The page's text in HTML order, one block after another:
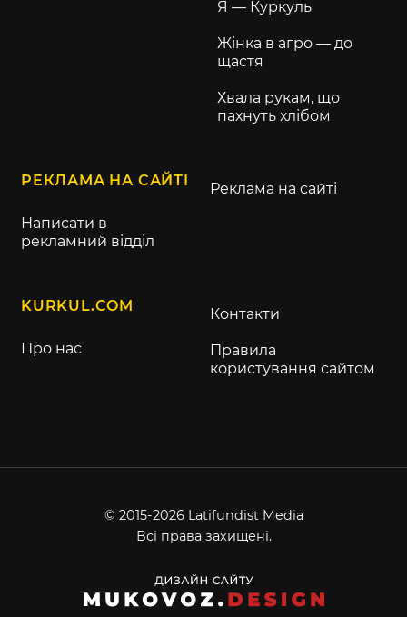
Я — Куркуль
Жінка в агро — до
щастя
Хвала рукам, що
пахнуть хлібом
РЕКЛАМА НА САЙТІ
Написати в
рекламний відділ
Реклама на сайті
KURKUL.COM
Про нас
Контакти
Правила
користування сайтом
© 2015-2026 Latifundist Media
Всі права захищені.